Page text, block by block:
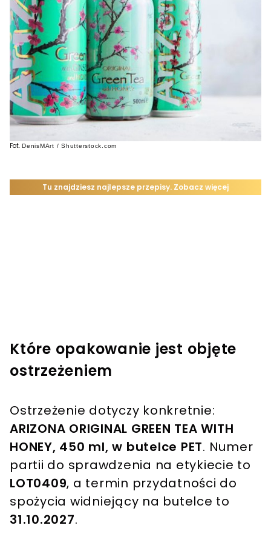
Fot. DenisMArt / Shutterstock.com
Które opakowanie jest objęte
ostrzeżeniem
Ostrzeżenie dotyczy konkretnie:
ARIZONA ORIGINAL GREEN TEA WITH
HONEY, 450 ml, w butelce PET. Numer
partii do sprawdzenia na etykiecie to
LOT0409, a termin przydatności do
spożycia widniejący na butelce to
31.10.2027.